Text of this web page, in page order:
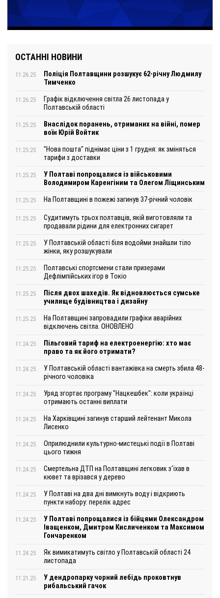
ОСТАННІ НОВИНИ
11.26.25
Поліція Полтавщини розшукує 62-річну Людмилу
Тимченко
11.26.25
Графік відключення світла 26 листопада у
Полтавській області
11.25.25
Внаслідок поранень, отриманих на війні, помер
воїн Юрій Войтик
11.25.25
"Нова пошта" піднімає ціни з 1 грудня: як зміняться
тарифи з доставки
11.25.25
У Полтаві попрощалися із військовими
Володимиром Каренгіним та Олегом Ліщинським
11.25.25 На Полтавщині в пожежі загинув 37-річний чоловік
11.25.25
Судитимуть трьох полтавців, якій виготовляли та
продавали рідини для електронних сигарет
11.25.25
У Полтавській області біля водойми знайшли тіло
жінки, яку розшукували
11.25.25
Полтавські спортсмени стали призерами
Дефлімпійських ігор в Токіо
11.25.25
Після двох шахедів. Як відновлюється сумське
училище будівництва і дизайну
11.25.25
На Полтавщині запровадили графіки аварійних
відключень світла. ОНОВЛЕНО
11.24.25
Пільговий тариф на електроенергію: хто має
право та як його отримати?
11.24.25
У Полтавській області вантажівка на смерть збила 48-
річного чоловіка
11.24.25
Уряд згортає програму "Нацкешбек": коли українці
отримають останні виплати
11.24.25
На Харківщині загинув старший лейтенант Микола
Лисенко
11.24.25
Оприлюднили культурно-мистецькі події в Полтаві
цього тижня
11.24.25
Смертельна ДТП на Полтавщині легковик з‘їхав в
кювет та врізався у дерево
11.24.25
У Полтаві на два дні вимкнуть воду і відкриють
пункти набору: перелік адрес
11.24.25
У Полтаві попрощалися із бійцями Олександром
Іващенком, Дмитром Кисличенком та Максимом
Гончаренком
11.24.25
Як вимикатимуть світло у Полтавській області 24
листопада
11.21.25
У дендропарку чорний лебідь проковтнув
рибальський гачок